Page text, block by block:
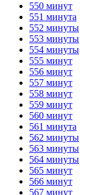
550 минут
551 минута
552 минуты
553 минуты
554 минуты
555 минут
556 минут
557 минут
558 минут
559 минут
560 минут
561 минута
562 минуты
563 минуты
564 минуты
565 минут
566 минут
567 минут